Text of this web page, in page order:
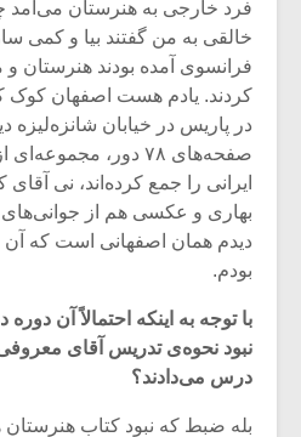
فرد خارجی به هنرستان می‌آمد
خالقی به من گفتند بیا و کمی
فرانسوی آمده بودند
کردند. یادم هست اصفهان کوک
در پاریس در خیابان شانزه‌لیزه
صفحه‌های ۷۸ دور،
ایرانی را جمع کرده‌اند، نی
بهاری و عکسی هم از جوانی‌های
دیدم همان اصفهانی است که
بودم.
با توجه به اینکه احتمالاً آن
نبود نحوه‌ی تدریس‌ آقای
درس می‌دادند؟
بله ضبط که نبود کتاب